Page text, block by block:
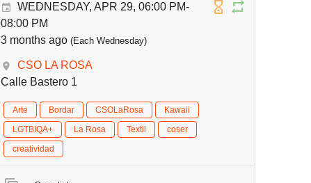
WEDNESDAY, APR 29, 06:00 PM-
08:00 PM
3 months ago (Each Wednesday)
CSO LA ROSA
Calle Bastero 1
Arte Bordar CSOLaRosa
Kawaii
LGTBIQA+
La Rosa Textil
coser
creatividad